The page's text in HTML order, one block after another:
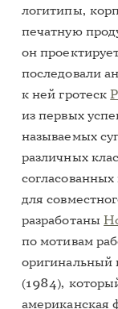
логитипы,
печатную
он
последовали
к ней гротеск
из первых
называемых
различных
для
разработаны
по мотивам
оригинальный
(1984),
американская